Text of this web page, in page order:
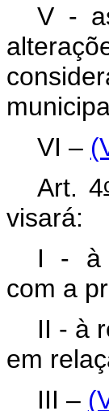
V -
VI –
Art. 4
visará:
I - à
com a
II - à
em
III –